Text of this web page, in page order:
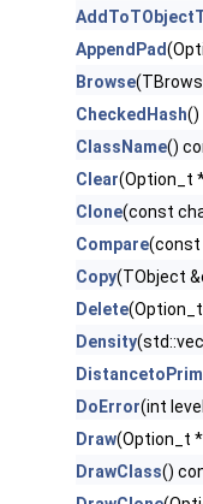
AppendPad
Browse
CheckedHash()
ClassName()
Clear(Option_t
Clone(const
Compare(const
Copy(TObject
Delete
Density
DoError(int
Draw(Option_t
DrawClass()